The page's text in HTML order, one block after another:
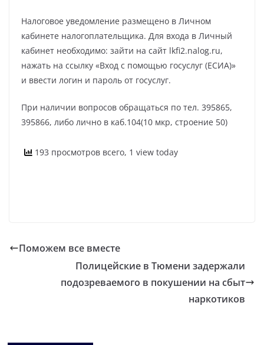
Налоговое уведомление размещено в Личном
кабинете налогоплательщика. Для входа в Личный
кабинет необходимо: зайти на сайт lkfi2.nalog.ru,
нажать на ссылку «Вход с помощью госуслуг (ЕСИА)»
и ввести логин и пароль от госуслуг.
При наличии вопросов обращаться по тел. 395865,
395866, либо лично в каб.104(10 мкр, строение 50)
193 просмотров всего, 1 view today
Поможем все вместе
Полицейские в Тюмени задержали
подозреваемого в покушении на сбыт
наркотиков